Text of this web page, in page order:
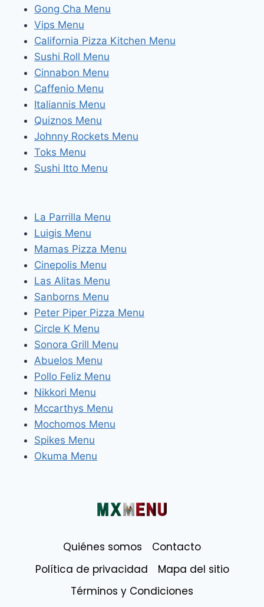
Gong Cha Menu
Vips Menu
California Pizza Kitchen Menu
Sushi Roll Menu
Cinnabon Menu
Caffenio Menu
Italiannis Menu
Quiznos Menu
Johnny Rockets Menu
Toks Menu
Sushi Itto Menu
La Parrilla Menu
Luigis Menu
Mamas Pizza Menu
Cinepolis Menu
Las Alitas Menu
Sanborns Menu
Peter Piper Pizza Menu
Circle K Menu
Sonora Grill Menu
Abuelos Menu
Pollo Feliz Menu
Nikkori Menu
Mccarthys Menu
Mochomos Menu
Spikes Menu
Okuma Menu
Quiénes somos
Contacto
Política de privacidad
Mapa del sitio
Términos y Condiciones